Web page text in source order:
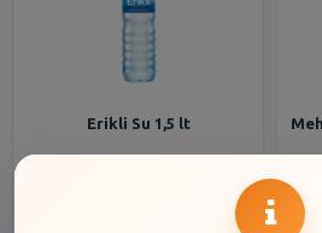
Erikli Su 1,5 lt